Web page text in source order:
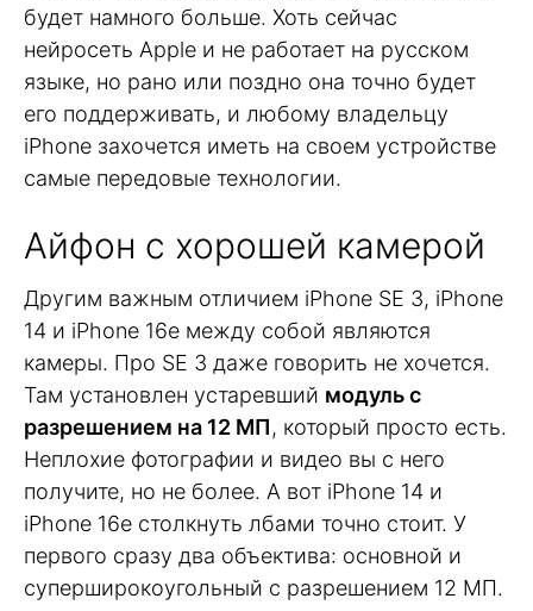
будет намного больше. Хоть сейчас
нейросеть Apple и не работает на русском
языке, но рано или поздно она точно будет
его поддерживать, и любому владельцу
iPhone захочется иметь на своем устройстве
самые передовые технологии.
Айфон с хорошей камерой
Другим важным отличием iPhone SE 3, iPhone
14 и iPhone 16e между собой являются
камеры. Про SE 3 даже говорить не хочется.
Там установлен устаревший модуль с
разрешением на 12 МП, который просто есть.
Неплохие фотографии и видео вы с него
получите, но не более. А вот iPhone 14 и
iPhone 16e столкнуть лбами точно стоит. У
первого сразу два объектива: основной и
суперширокоугольный с разрешением 12 МП.